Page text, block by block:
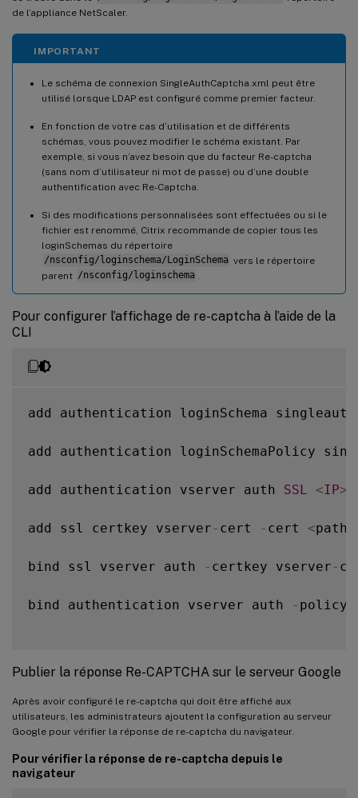
de l’appliance NetScaler.
IMPORTANT
Le schéma de connexion SingleAuthCaptcha.xml peut être
utilisé lorsque LDAP est configuré comme premier facteur.
En fonction de votre cas d’utilisation et de différents
schémas, vous pouvez modifier le schéma existant. Par
exemple, si vous n’avez besoin que du facteur Re-captcha
(sans nom d’utilisateur ni mot de passe) ou d’une double
authentification avec Re-Captcha.
Si des modifications personnalisées sont effectuées ou si le
fichier est renommé, Citrix recommande de copier tous les
loginSchemas du répertoire
/nsconfig/loginschema/LoginSchema vers le répertoire
parent /nsconfig/loginschema
Pour configurer l’affichage de re-captcha à l’aide de la
CLI
add authentication loginSchema
add authentication loginSchemaPolicy
add authentication vserver auth SSL <IP>
add ssl certkey vserver - cert - cert <path
bind ssl vserver auth - certkey vserver -
bind authentication vserver auth - policy
Publier la réponse Re-CAPTCHA sur le serveur Google
Après avoir configuré le re-captcha qui doit être affiché aux
utilisateurs, les administrateurs ajoutent la configuration au serveur
Google pour vérifier la réponse de re-captcha du navigateur.
Pour vérifier la réponse de re-captcha depuis le
navigateur